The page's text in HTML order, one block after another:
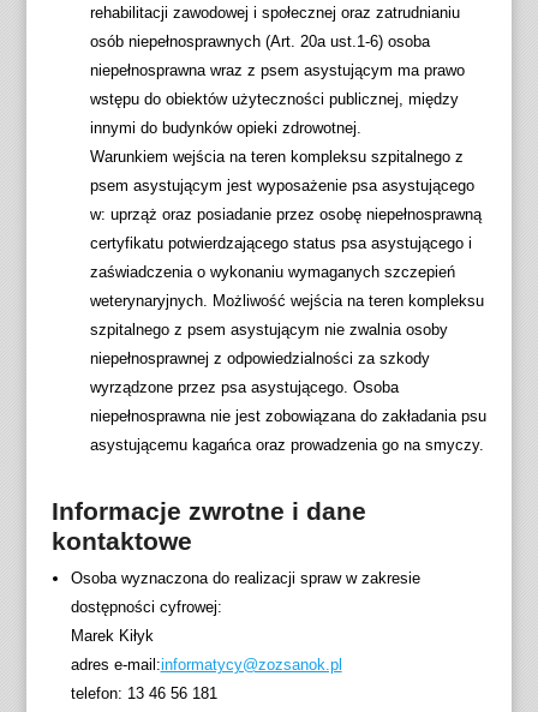
rehabilitacji zawodowej i społecznej oraz zatrudnianiu
osób niepełnosprawnych (Art. 20a ust.1-6) osoba
niepełnosprawna wraz z psem asystującym ma prawo
wstępu do obiektów użyteczności publicznej, między
innymi do budynków opieki zdrowotnej.
Warunkiem wejścia na teren kompleksu szpitalnego z
psem asystującym jest wyposażenie psa asystującego
w: uprząż oraz posiadanie przez osobę niepełnosprawną
certyfikatu potwierdzającego status psa asystującego i
zaświadczenia o wykonaniu wymaganych szczepień
weterynaryjnych. Możliwość wejścia na teren kompleksu
szpitalnego z psem asystującym nie zwalnia osoby
niepełnosprawnej z odpowiedzialności za szkody
wyrządzone przez psa asystującego. Osoba
niepełnosprawna nie jest zobowiązana do zakładania psu
asystującemu kagańca oraz prowadzenia go na smyczy.
Informacje zwrotne i dane
kontaktowe
Osoba wyznaczona do realizacji spraw w zakresie
dostępności cyfrowej:
Marek Kiłyk
adres e-mail:informatycy@zozsanok.pl
telefon: 13 46 56 181